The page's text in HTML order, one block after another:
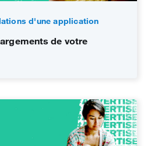
d'une application
de votre